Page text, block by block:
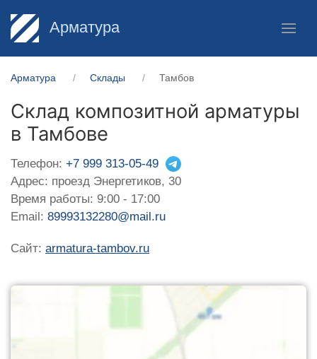
Арматура
Арматура Склады Тамбов
Склад композитной арматуры
в Тамбове
Телефон: +7 999 313-05-49
Адрес: проезд Энергетиков, 30
Время работы: 9:00 - 17:00
Email: 89993132280@mail.ru
Сайт: armatura-tambov.ru